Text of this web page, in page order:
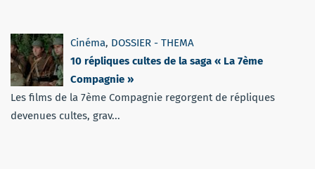
Cinéma, DOSSIER - THEMA
10 répliques cultes de la saga « La 7ème
Compagnie »
Les films de la 7ème Compagnie regorgent de répliques
devenues cultes, grav...